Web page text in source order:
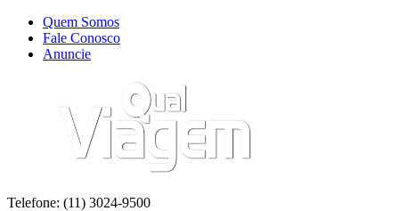
Quem Somos
Fale Conosco
Anuncie
Telefone: (11) 3024-9500